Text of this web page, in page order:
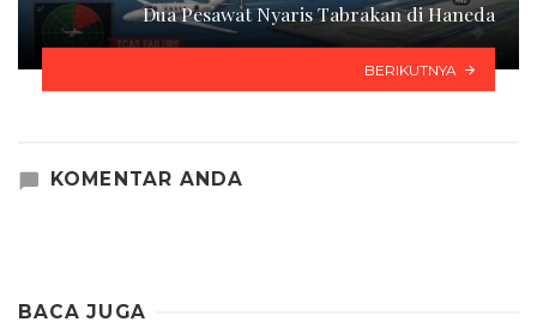
Dua Pesawat Nyaris Tabrakan di Haneda
BERIKUTNYA
KOMENTAR ANDA
BACA JUGA